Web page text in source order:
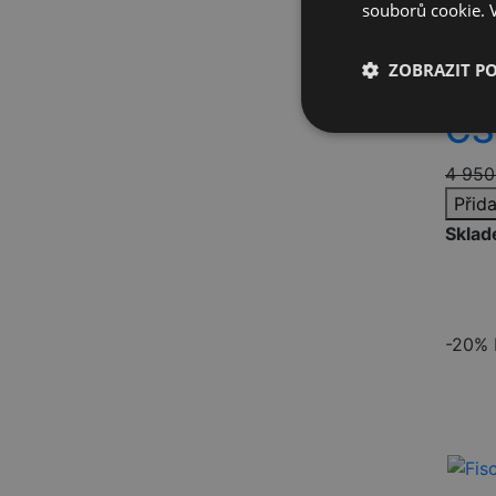
CS
4 950
-20%
souborů cookie.
ZOBRAZIT
Nezbytně
Nezbytně nutné
nette-samesite